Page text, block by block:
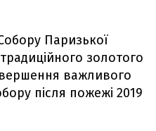
Паризької
золотого
важливого
після пожежі 2019